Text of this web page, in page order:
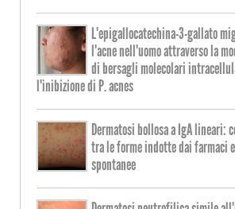
L'epigallocatechina-3-gallato
l'acne nell'uomo attraverso la
di bersagli molecolari
l'inibizione di P. acnes
Dermatosi bollosa a IgA lineari:
tra le forme indotte dai farmaci
spontanee